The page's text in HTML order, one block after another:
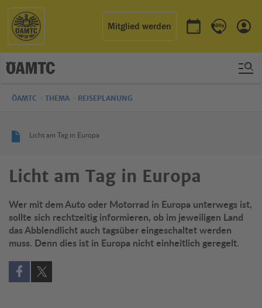
Mitglied werden
Termin buchen
Kontakt &
ÖAMTC THEMA REISEPLANUNG
Licht am Tag in Europa
Licht am Tag in Europa
Wer mit dem Auto oder Motorrad in Europa unterwegs ist,
sollte sich rechtzeitig informieren, ob im jeweiligen Land
das Abblendlicht auch tagsüber eingeschaltet werden
muss. Denn dies ist in Europa nicht einheitlich geregelt.
Auf Facebook teilen (öffnet in neuem Fenster)
Auf X teilen (öffnet in neuem Fenster)